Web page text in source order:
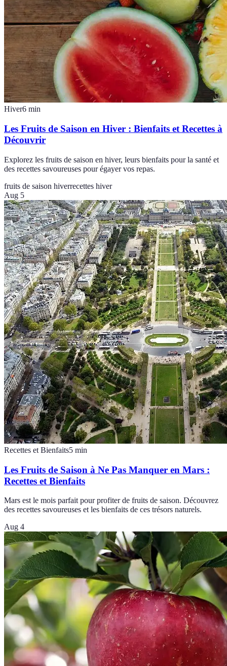
Hiver6 min
Les Fruits de Saison en Hiver : Bienfaits et Recettes à
Découvrir
Explorez les fruits de saison en hiver, leurs bienfaits pour la santé et
des recettes savoureuses pour égayer vos repas.
fruits de saison hiverrecettes hiver
Aug 5
Recettes et Bienfaits5 min
Les Fruits de Saison à Ne Pas Manquer en Mars :
Recettes et Bienfaits
Mars est le mois parfait pour profiter de fruits de saison. Découvrez
des recettes savoureuses et les bienfaits de ces trésors naturels.
Aug 4